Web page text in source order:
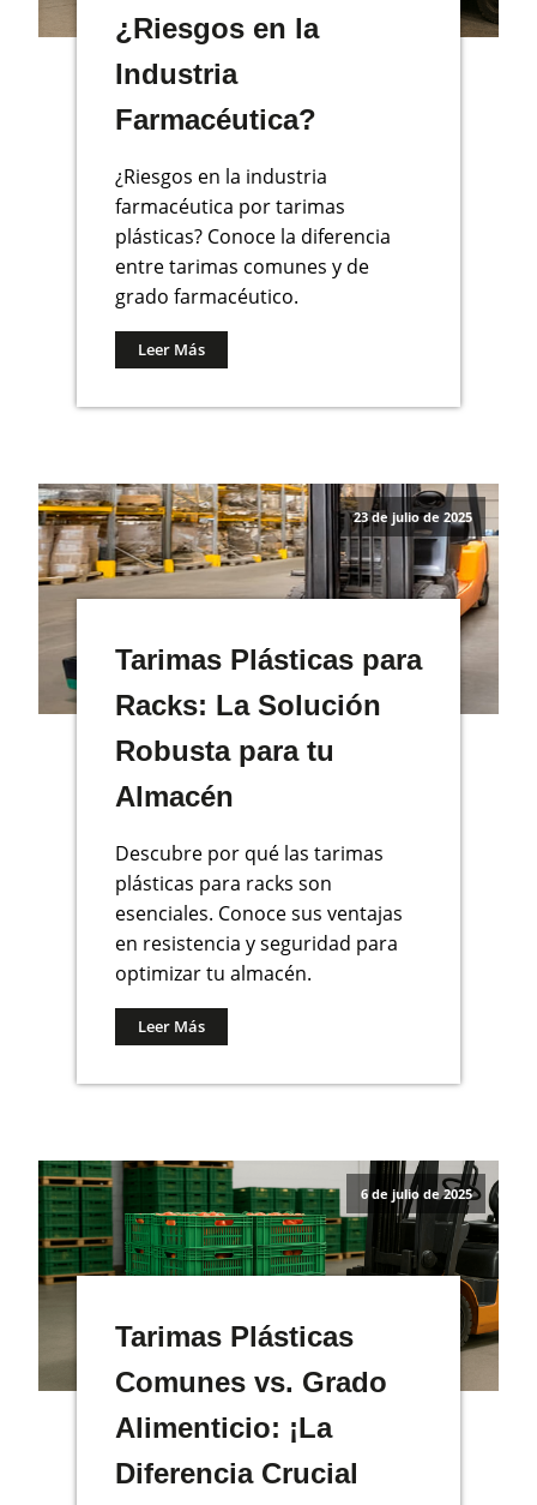
¿Riesgos en la
Industria
Farmacéutica?
¿Riesgos en la industria
farmacéutica por tarimas
plásticas? Conoce la diferencia
entre tarimas comunes y de
grado farmacéutico.
Leer Más
23 de julio de 2025
Tarimas Plásticas para
Racks: La Solución
Robusta para tu
Almacén
Descubre por qué las tarimas
plásticas para racks son
esenciales. Conoce sus ventajas
en resistencia y seguridad para
optimizar tu almacén.
Leer Más
6 de julio de 2025
Tarimas Plásticas
Comunes vs. Grado
Alimenticio: ¡La
Diferencia Crucial